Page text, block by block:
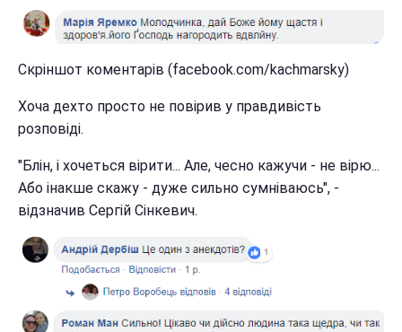
Скріншот коментарів (facebook.com/kachmarsky)
Хоча дехто просто не повірив у правдивість
розповіді.
"Блін, і хочеться вірити... Але, чесно кажучи - не вірю...
Або інакше скажу - дуже сильно сумніваюсь", -
відзначив Сергій Сінкевич.